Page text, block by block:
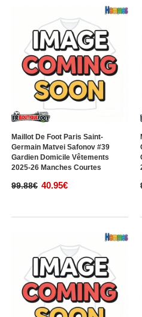
Maillot De Foot Paris Saint-
Germain Gardien Extérieur
Vêtements 2025-26 Manches
Longues
102.38€ 41.95€
Maillot De Foot Paris Saint-
Germain Matvei Safonov #39
Gardien Domicile Vêtements
2025-26 Manches Courtes
99.88€ 40.95€